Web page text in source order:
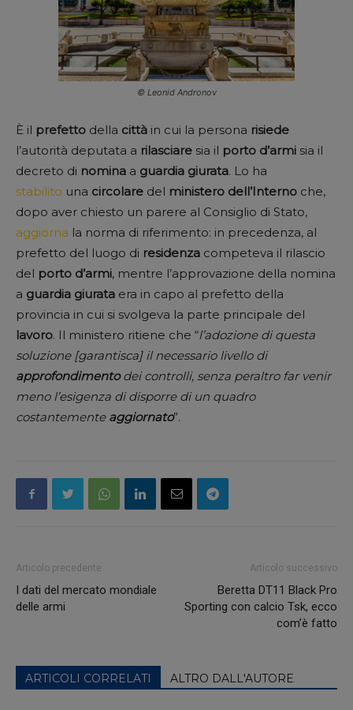
© Leonid Andronov
È il prefetto della città in cui la persona risiede
l’autorità deputata a rilasciare sia il porto d’armi sia il
decreto di nomina a guardia giurata. Lo ha
stabilito una circolare del ministero dell’Interno che,
dopo aver chiesto un parere al Consiglio di Stato,
aggiorna la norma di riferimento: in precedenza, al
prefetto del luogo di residenza competeva il rilascio
del porto d’armi, mentre l’approvazione della nomina
a guardia giurata era in capo al prefetto della
provincia in cui si svolgeva la parte principale del
lavoro. Il ministero ritiene che “l’adozione di questa
soluzione [garantisca] il necessario livello di
approfondimentodei controlli, senza peraltro far venir
meno l’esigenza di disporre di un quadro
costantemente aggiornato”.
Articolo precedente
I dati del mercato mondiale
delle armi
Articolo successivo
Beretta DT11 Black Pro
Sporting con calcio Tsk, ecco
com’è fatto
ARTICOLI CORRELATI ALTRO DALL'AUTORE